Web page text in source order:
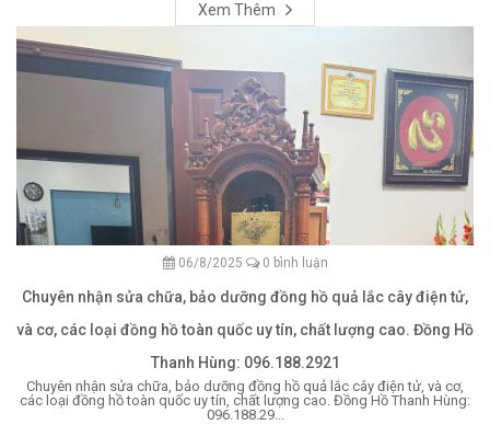
Xem Thêm
06/8/2025 0 bình luận
Chuyên nhận sửa chữa, bảo dưỡng đồng hồ quả lắc cây điện tử,
và cơ, các loại đồng hồ toàn quốc uy tín, chất lượng cao. Đồng Hồ
Thanh Hùng: 096.188.2921
Chuyên nhận sửa chữa, bảo dưỡng đồng hồ quả lắc cây điện tử, và cơ,
các loại đồng hồ toàn quốc uy tín, chất lượng cao. Đồng Hồ Thanh Hùng:
096.188.29...